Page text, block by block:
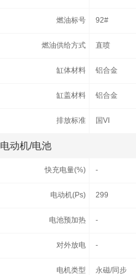
燃油标号 92#
燃油供给方式 直喷
缸体材料 铝合金
缸盖材料 铝合金
排放标准 国VI
电动机/电池
快充电量(%) -
电动机(Ps) 299
电池预加热 -
对外放电 -
电机类型 永磁/同步